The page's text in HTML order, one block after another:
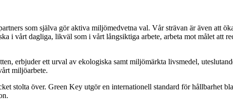
som själva gör aktiva miljömedvetna val. Vår strävan är även att
i vårt dagliga, likväl som i vårt långsiktiga arbete, arbeta mot målet att
erbjuder ett urval av ekologiska samt miljömärkta livsmedel,
miljöarbete.
stolta över. Green Key utgör en internationell standard för hållbarhet